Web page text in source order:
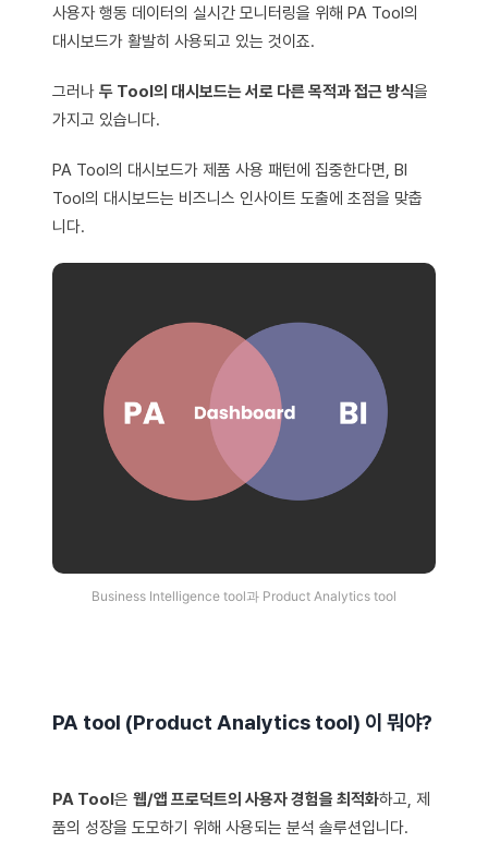
사용자 행동 데이터의 실시간 모니터링을 위해 PA Tool의
대시보드가 활발히 사용되고 있는 것이죠.
그러나 두 Tool의 대시보드는 서로 다른 목적과 접근 방식을
가지고 있습니다.
PA Tool의 대시보드가 제품 사용 패턴에 집중한다면, BI
Tool의 대시보드는 비즈니스 인사이트 도출에 초점을 맞춥
니다.
Business Intelligence tool과 Product Analytics tool
PA tool (Product Analytics tool) 이 뭐야?
PA Tool은 웹/앱 프로덕트의 사용자 경험을 최적화하고, 제
품의 성장을 도모하기 위해 사용되는 분석 솔루션입니다.